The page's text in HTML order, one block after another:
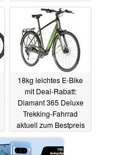
18kg leichtes E-Bike
mit Deal-Rabatt:
Diamant 365 Deluxe
Trekking-Fahrrad
aktuell zum Bestpreis
bestellbar14.10.2023